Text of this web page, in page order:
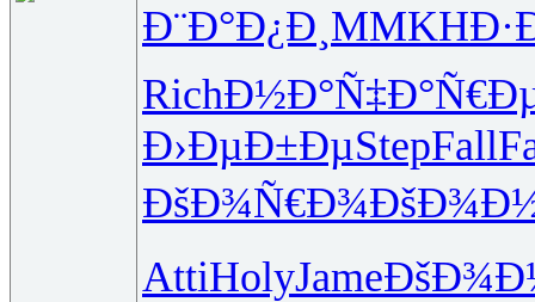
Ð¨Ð°Ð¿Ð¸ MMKH
RichÐ½Ð°Ñ‡Ð°
Ð›ÐµÐ±ÐµStepFall
ÐšÐ¾Ñ€Ð¾
AttiHolyJame